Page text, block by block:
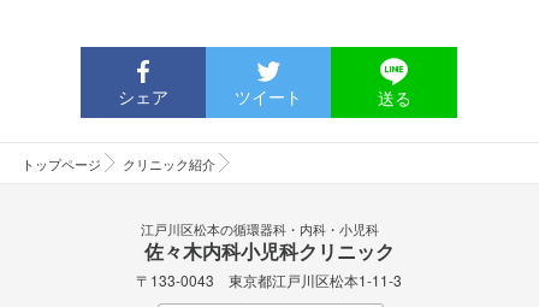
シェア ツイート 送る
トップページ クリニック紹介
江戸川区松本の循環器科・内科・小児科
佐々木内科小児科クリニック
〒133-0043 東京都江戸川区松本1-11-3